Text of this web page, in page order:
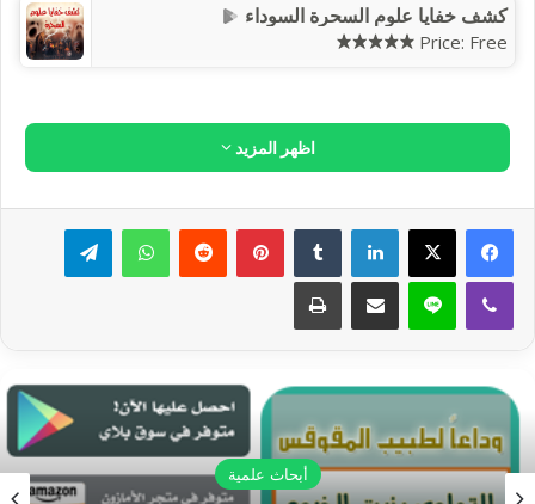
كشف خفايا علوم السحرة السوداء
Price: Free
اظهر المزيد
لينكدإن بينتيريست واتساب تيلقرام
ڤايبر لاين مشاركة عبر البريد طباعة
أبحاث علمية